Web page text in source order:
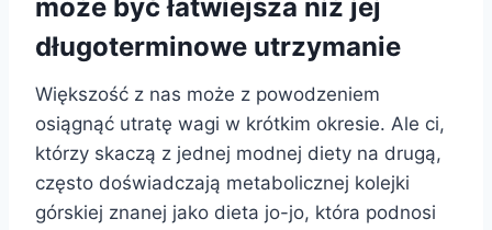
może być łatwiejsza niż jej
długoterminowe utrzymanie
Większość z nas może z powodzeniem
osiągnąć utratę wagi w krótkim okresie. Ale ci,
którzy skaczą z jednej modnej diety na drugą,
często doświadczają metabolicznej kolejki
górskiej znanej jako dieta jo-jo, która podnosi